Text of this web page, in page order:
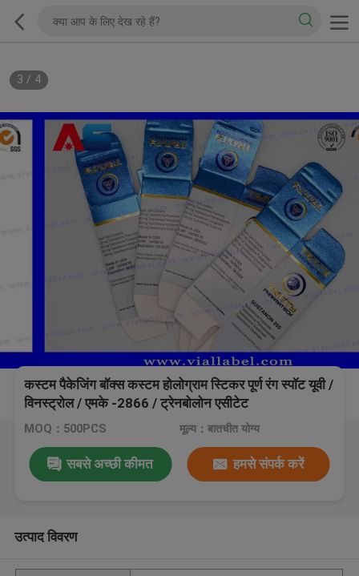
3 / 4
कस्टम पैकेजिंग बॉक्स कस्टम होलोग्राम स्टिकर पूर्ण रंग स्पॉट यूवी /
विनस्ट्रोल / एमके -2866 / ट्रेनबोलोन एसीटेट
MOQ：500PCS मूल्य：बातचीत योग्य
सबसे अच्छी कीमत हमसे संपर्क करें
उत्पाद विवरण